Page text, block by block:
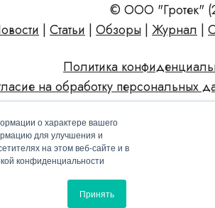
о характере вашего
для улучшения и
на этом веб-сайте и в
конфиденциальности
Принять
© ООО "Гротек"
Статьи Обзоры Журнал
Политика
на обработку персональных